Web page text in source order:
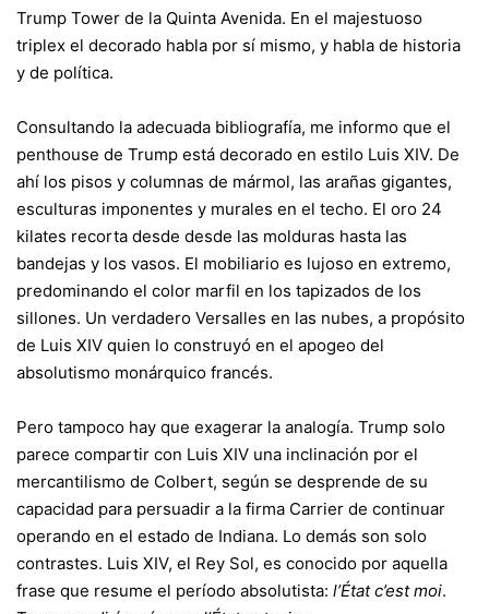
Trump Tower de la Quinta Avenida. En el majestuoso
triplex el decorado habla por sí mismo, y habla de historia
y de política.
Consultando la adecuada bibliografía, me informo que el
penthouse de Trump está decorado en estilo Luis XIV. De
ahí los pisos y columnas de mármol, las arañas gigantes,
esculturas imponentes y murales en el techo. El oro 24
kilates recorta desde desde las molduras hasta las
bandejas y los vasos. El mobiliario es lujoso en extremo,
predominando el color marfil en los tapizados de los
sillones. Un verdadero Versalles en las nubes, a propósito
de Luis XIV quien lo construyó en el apogeo del
absolutismo monárquico francés.
Pero tampoco hay que exagerar la analogía. Trump solo
parece compartir con Luis XIV una inclinación por el
mercantilismo de Colbert, según se desprende de su
capacidad para persuadir a la firma Carrier de continuar
operando en el estado de Indiana. Lo demás son solo
contrastes. Luis XIV, el Rey Sol, es conocido por aquella
frase que resume el período absolutista: l’État c’est moi.